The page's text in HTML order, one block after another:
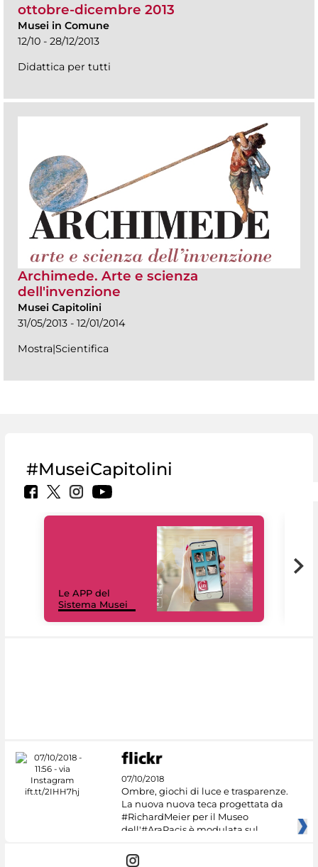
ottobre-dicembre 2013
Musei in Comune
12/10 - 28/12/2013
Didattica per tutti
Archimede. Arte e scienza
dell'invenzione
Musei Capitolini
31/05/2013 - 12/01/2014
Mostra|Scientifica
#MuseiCapitolini
Le APP del
Sistema Musei
07/10/2018
Ombre, giochi di luce e trasparenze.
La nuova nuova teca progettata da
#RichardMeier per il Museo
dell'#AraPacis è modulata sul